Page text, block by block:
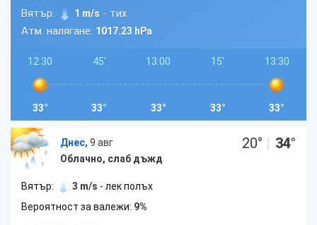
Вятър: 1 m/s - тих
Атм. налягане: 1017.23 hPa
12:30
33°
45'
33°
13:00
33°
15'
33°
13:30
33°
Днес, 9 авг
Облачно, слаб дъжд
20° | 34°
Вятър: 3 m/s - лек полъх
Вероятност за валежи: 9%